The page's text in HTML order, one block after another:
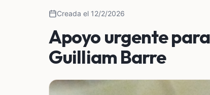
Creada el 12/2/2026
Apoyo urgente
Guilliam Barre